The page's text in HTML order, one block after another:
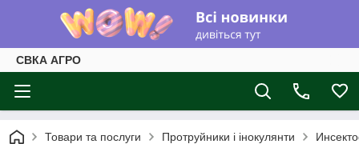
СВКА АГРО
Товари та послуги Протруйники і інокулянти